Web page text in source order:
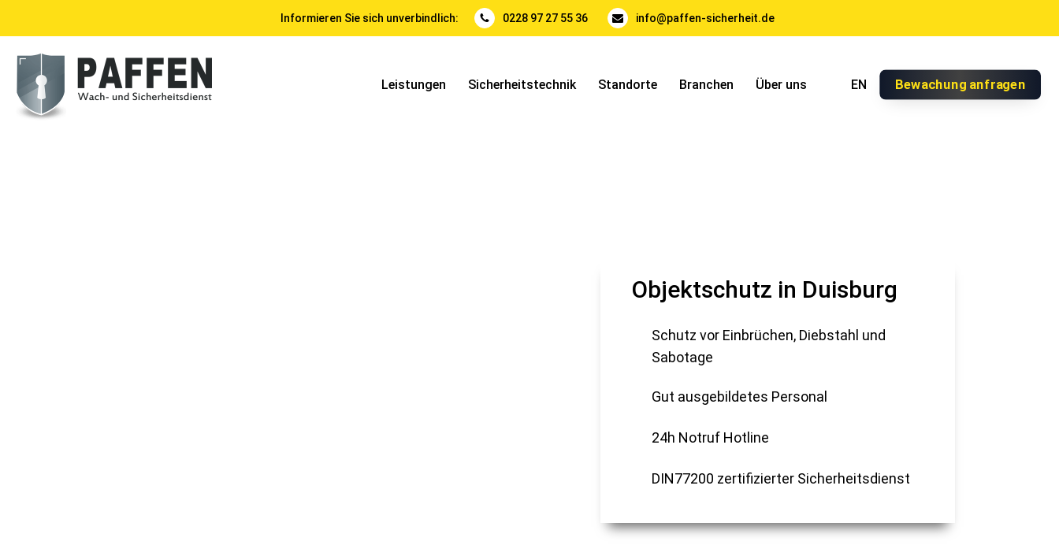
Informieren Sie sich unverbindlich: 0228 97 27 55 36 info@paffen-sicherheit.de
Leistungen Sicherheitstechnik Standorte Branchen Über uns EN Bewachung anfragen
Objektschutz in Duisburg
Schutz vor Einbrüchen, Diebstahl und
Sabotage
Gut ausgebildetes Personal
24h Notruf Hotline
DIN77200 zertifizierter Sicherheitsdienst